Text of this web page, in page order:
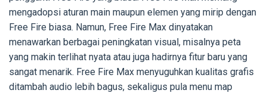
mengadopsi aturan main maupun elemen yang mirip dengan
Free Fire biasa. Namun, Free Fire Max dinyatakan
menawarkan berbagai peningkatan visual, misalnya peta
yang makin terlihat nyata atau juga hadirnya fitur baru yang
sangat menarik. Free Fire Max menyuguhkan kualitas grafis
ditambah audio lebih bagus, sekaligus pula menu map